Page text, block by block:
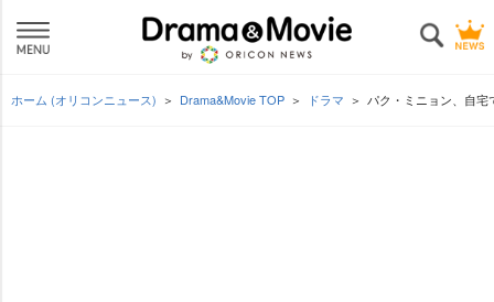
ホーム (オリコンニュース) Drama&Movie TOP ドラマ パク・ミニョン、自